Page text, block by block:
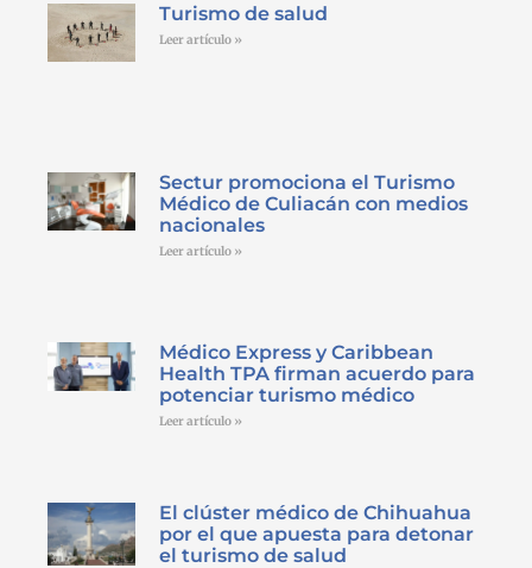
Turismo de salud
Leer artículo »
Sectur promociona el Turismo
Médico de Culiacán con medios
nacionales
Leer artículo »
Médico Express y Caribbean
Health TPA firman acuerdo para
potenciar turismo médico
Leer artículo »
El clúster médico de Chihuahua
por el que apuesta para detonar
el turismo de salud